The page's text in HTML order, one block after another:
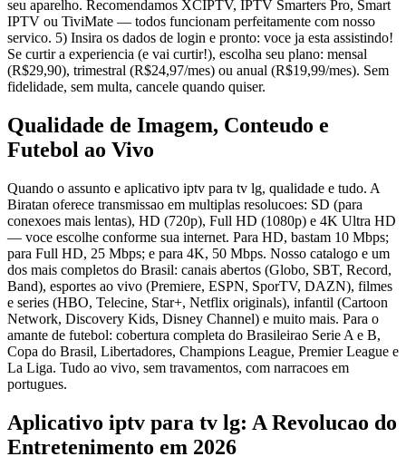
seu aparelho. Recomendamos XCIPTV, IPTV Smarters Pro, Smart
IPTV ou TiviMate — todos funcionam perfeitamente com nosso
servico. 5) Insira os dados de login e pronto: voce ja esta assistindo!
Se curtir a experiencia (e vai curtir!), escolha seu plano: mensal
(R$29,90), trimestral (R$24,97/mes) ou anual (R$19,99/mes). Sem
fidelidade, sem multa, cancele quando quiser.
Qualidade de Imagem, Conteudo e
Futebol ao Vivo
Quando o assunto e aplicativo iptv para tv lg, qualidade e tudo. A
Biratan oferece transmissao em multiplas resolucoes: SD (para
conexoes mais lentas), HD (720p), Full HD (1080p) e 4K Ultra HD
— voce escolhe conforme sua internet. Para HD, bastam 10 Mbps;
para Full HD, 25 Mbps; e para 4K, 50 Mbps. Nosso catalogo e um
dos mais completos do Brasil: canais abertos (Globo, SBT, Record,
Band), esportes ao vivo (Premiere, ESPN, SporTV, DAZN), filmes
e series (HBO, Telecine, Star+, Netflix originals), infantil (Cartoon
Network, Discovery Kids, Disney Channel) e muito mais. Para o
amante de futebol: cobertura completa do Brasileirao Serie A e B,
Copa do Brasil, Libertadores, Champions League, Premier League e
La Liga. Tudo ao vivo, sem travamentos, com narracoes em
portugues.
Aplicativo iptv para tv lg: A Revolucao do
Entretenimento em 2026